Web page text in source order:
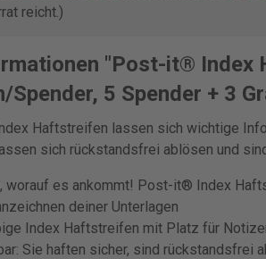
reicht.)
"Post-it® Index
5 Spender + 3
Haftstreifen lassen sich wichtige
sich rückstandsfrei ablösen und
worauf es ankommt! Post-it® Index
deiner Unterlagen
Index Haftstreifen mit Platz für
Sie haften sicher, sind rückstandsfrei